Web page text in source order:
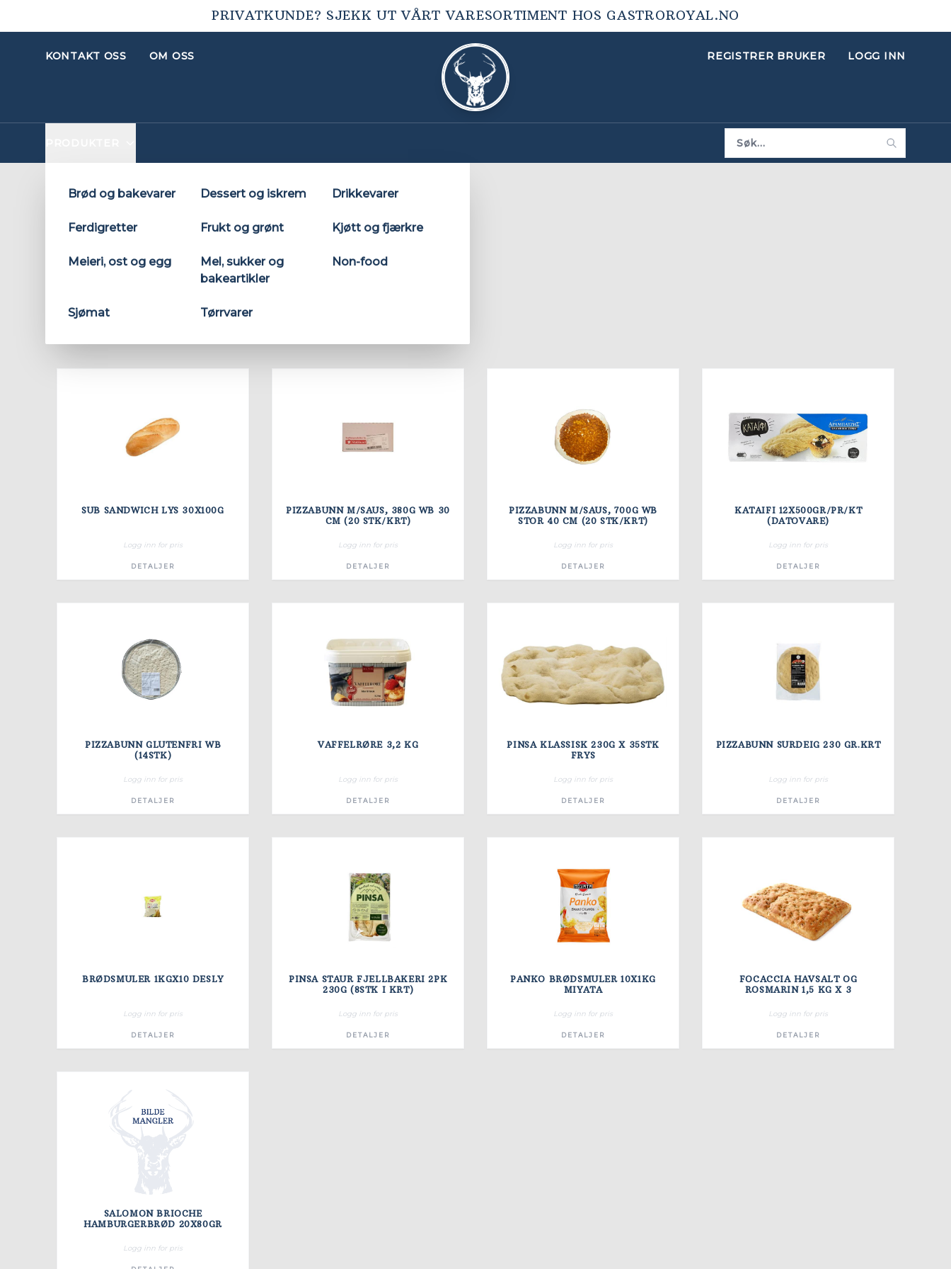
PRIVATKUNDE? SJEKK UT VÅRT VARESORTIMENT HOS GASTROROYAL.NO
KONTAKT OSS OM OSS REGISTRER BRUKER LOGG INN
Brød og bakevarer Dessert og iskrem Drikkevarer
Ferdigretter Frukt og grønt Kjøtt og fjærkre
Meieri, ost og egg
Mel, sukker og
bakeartikler
Non-food
Sjømat Tørrvarer
SUB SANDWICH LYS 30X100G
Logg inn for pris
DETALJER
PIZZABUNN M/SAUS, 380G WB 30
CM (20 STK/KRT)
Logg inn for pris
DETALJER
PIZZABUNN M/SAUS, 700G WB
STOR 40 CM (20 STK/KRT)
Logg inn for pris
DETALJER
KATAIFI 12X500GR/PR/KT
(DATOVARE)
Logg inn for pris
DETALJER
PIZZABUNN GLUTENFRI WB
(14STK)
Logg inn for pris
DETALJER
VAFFELRØRE 3,2 KG
Logg inn for pris
DETALJER
PINSA KLASSISK 230G X 35STK
FRYS
Logg inn for pris
DETALJER
PIZZABUNN SURDEIG 230 GR.KRT
Logg inn for pris
DETALJER
BRØDSMULER 1KGX10 DESLY
Logg inn for pris
DETALJER
PINSA STAUR FJELLBAKERI 2PK
230G (8STK I KRT)
Logg inn for pris
DETALJER
PANKO BRØDSMULER 10X1KG
MIYATA
Logg inn for pris
DETALJER
FOCACCIA HAVSALT OG
ROSMARIN 1,5 KG X 3
Logg inn for pris
DETALJER
SALOMON BRIOCHE
HAMBURGERBRØD 20X80GR
Logg inn for pris